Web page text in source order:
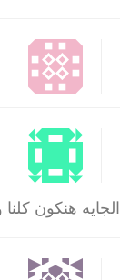
الجايه هنكون